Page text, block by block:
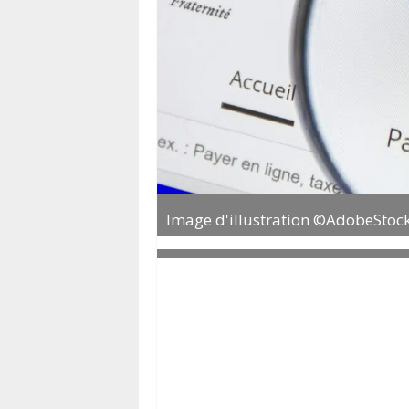
Image d'illustration